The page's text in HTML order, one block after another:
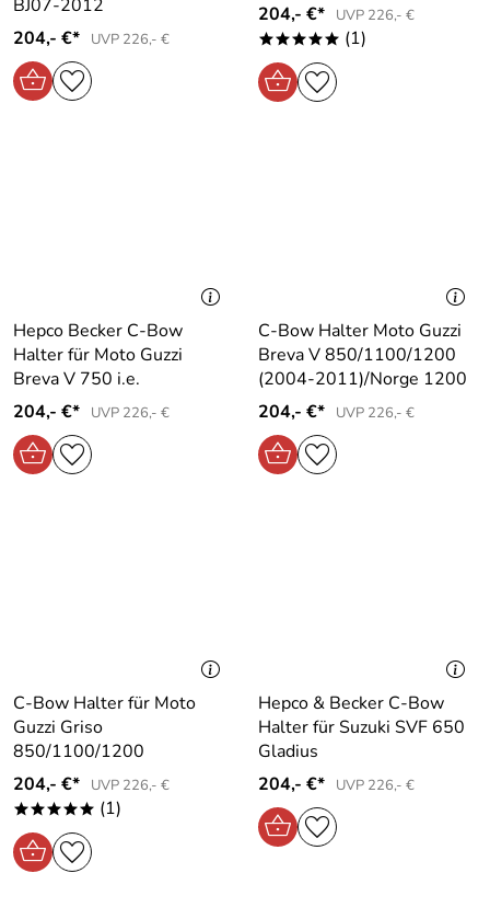
BJ07-2012
204,- €*
UVP 226,- €
204,- €*
UVP 226,- €
***** (1)
Hepco Becker C-Bow
Halter für Moto Guzzi
Breva V 750 i.e.
204,- €*
UVP 226,- €
C-Bow Halter Moto Guzzi
Breva V 850/1100/1200
(2004-2011)/Norge 1200
204,- €*
UVP 226,- €
C-Bow Halter für Moto
Guzzi Griso
850/1100/1200
204,- €*
UVP 226,- €
***** (1)
Hepco & Becker C-Bow
Halter für Suzuki SVF 650
Gladius
204,- €*
UVP 226,- €